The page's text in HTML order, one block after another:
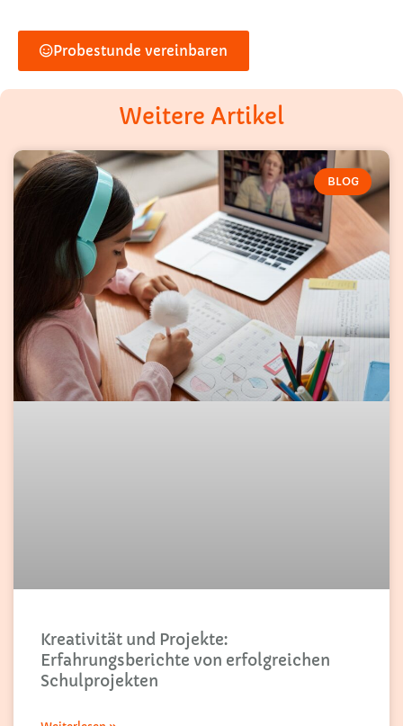
Probestunde vereinbaren
Weitere Artikel
BLOG
Kreativität und Projekte:
Erfahrungsberichte von erfolgreichen
Schulprojekten